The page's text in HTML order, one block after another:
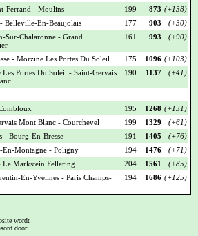
Ferrand - Moulins 199 873 (+138)
Belleville-En-Beaujolais 177 903
(+30)
Sur-Chalaronne - Grand
161 993 (+90)
- Morzine Les Portes Du Soleil 175 1096 (+103)
Portes Du Soleil - Saint-Gervais
190 1137 (+41)
195 1268 (+131)
Mont Blanc - Courchevel 199 1329
(+61)
- Bourg-En-Bresse 191 1405
(+76)
En-Montagne - Poligny 194 1476
(+71)
Le Markstein Fellering 204 1561
(+85)
En-Yvelines - Paris Champs-
194 1686 (+125)
wordt
door: